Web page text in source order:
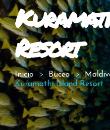
Resort
Inicio Buceo
Kuramathi Island Resort